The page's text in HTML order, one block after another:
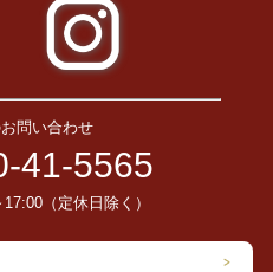
問い合わせ
41-5565
（定休日除く）